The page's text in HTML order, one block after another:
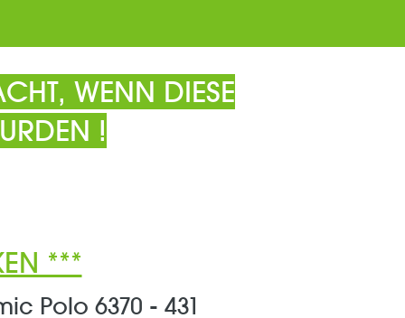
WENN DIESE
!
Polo 6370 - 431
***